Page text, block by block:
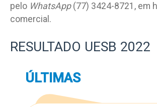
pelo WhatsApp(77) 3424-8721, em
comercial.
RESULTADO UESB 2022
ÚLTIMAS